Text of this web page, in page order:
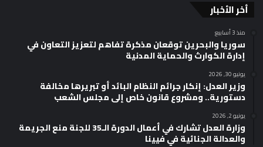
أخر الأخبار
منذ 3 أسابيع
سوريا والبحرين توقعان مذكرة تفاهم لتعزيز التعاون في
إدارة الكوارث والحماية المدنية
يونيو 30, 2026
وزير العدل: إنكار جرائم النظام البائد أو تبريرها مخالفة
دستورية.. ومشروع قانون خاص إلى مجلس الشعب
يونيو 2, 2026
وزارة العدل تشارك في أعمال الدورة الـ35 للجنة منع الجريمة
والعدالة الجنائية في فيينا